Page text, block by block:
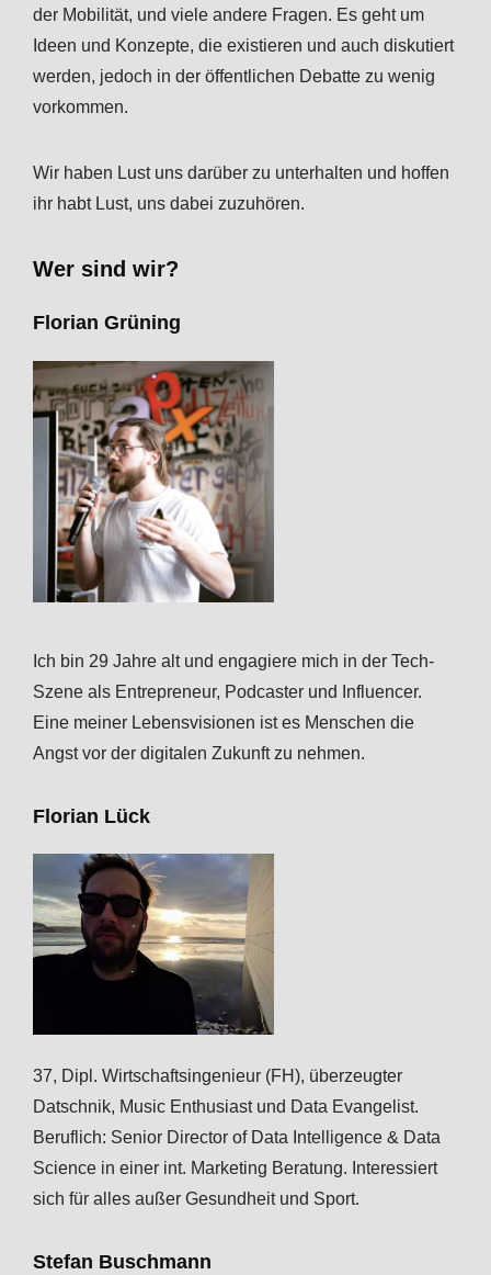
der Mobilität, und viele andere Fragen. Es geht um
Ideen und Konzepte, die existieren und auch diskutiert
werden, jedoch in der öffentlichen Debatte zu wenig
vorkommen.
Wir haben Lust uns darüber zu unterhalten und hoffen
ihr habt Lust, uns dabei zuzuhören.
Wer sind wir?
Florian Grüning
Ich bin 29 Jahre alt und engagiere mich in der Tech-
Szene als Entrepreneur, Podcaster und Influencer.
Eine meiner Lebensvisionen ist es Menschen die
Angst vor der digitalen Zukunft zu nehmen.
Florian Lück
37, Dipl. Wirtschaftsingenieur (FH), überzeugter
Datschnik, Music Enthusiast und Data Evangelist.
Beruflich: Senior Director of Data Intelligence & Data
Science in einer int. Marketing Beratung. Interessiert
sich für alles außer Gesundheit und Sport.
Stefan Buschmann